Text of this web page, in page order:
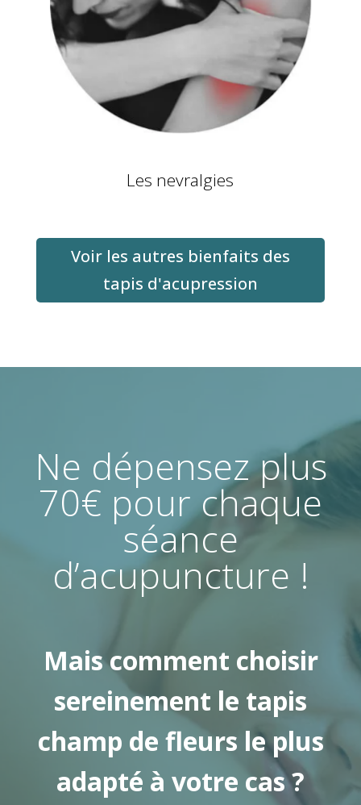
Les nevralgies
Voir les autres bienfaits des
tapis d'acupression
Ne dépensez plus
70€ pour chaque
séance
d’acupuncture !
Mais comment choisir
sereinement le tapis
champ de fleurs le plus
adapté à votre cas ?